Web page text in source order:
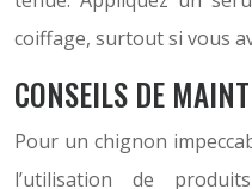
coiffage, surtout si vous
CONSEILS DE
Pour un chignon
l’utilisation de